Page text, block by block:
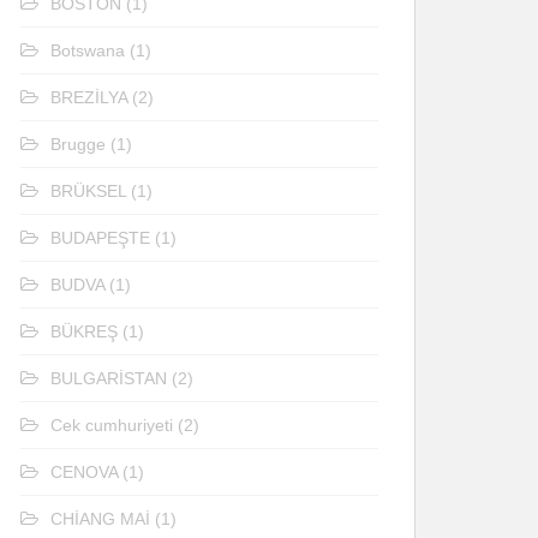
Botswana (1)
BREZİLYA(2)
Brugge (1)
BRÜKSEL (1)
BUDAPEŞTE (1)
BUDVA(1)
BÜKREŞ (1)
BULGARİSTAN (2)
Cek cumhuriyeti (2)
CENOVA(1)
CHİANG MAİ (1)